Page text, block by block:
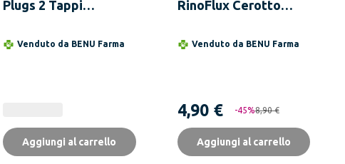
Plugs 2 Tappi
Venduto da BENU Farma
Aggiungi al carrello
RinoFlux Cerotto
Venduto da BENU Farma
4,90 € -45%8,90 €
Aggiungi al carrello